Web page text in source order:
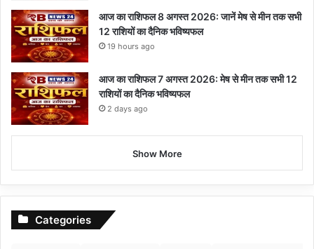
आज का राशिफल 8 अगस्त 2026: जानें मेष से मीन तक सभी
12 राशियों का दैनिक भविष्यफल
19 hours ago
आज का राशिफल 7 अगस्त 2026: मेष से मीन तक सभी 12
राशियों का दैनिक भविष्यफल
2 days ago
Show More
Categories